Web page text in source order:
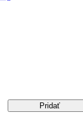
Pridať